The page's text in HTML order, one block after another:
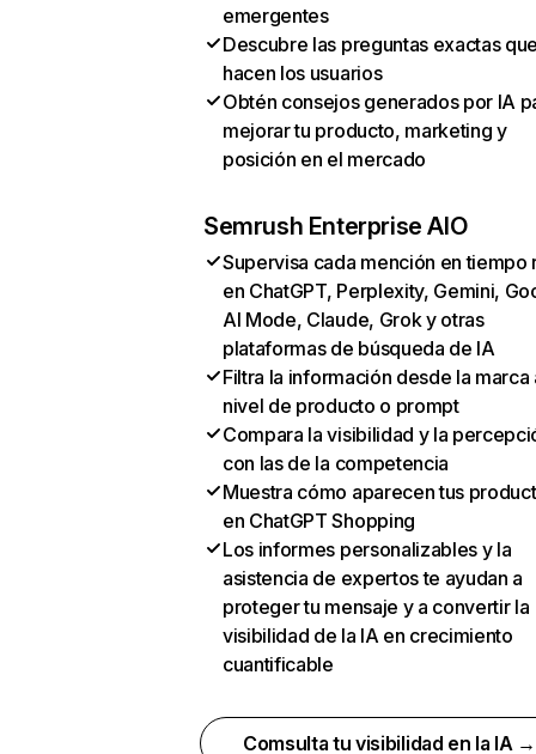
emergentes
Descubre las preguntas exactas
hacen los usuarios
Obtén consejos generados por IA
mejorar tu producto, marketing y
posición en el mercado
Semrush Enterprise AIO
Supervisa cada mención en tiempo
en ChatGPT, Perplexity, Gemini,
AI Mode, Claude, Grok y otras
plataformas de búsqueda de IA
Filtra la información desde la marca
nivel de producto o prompt
Compara la visibilidad y la
con las de la competencia
Muestra cómo aparecen tus
en ChatGPT Shopping
Los informes personalizables y la
asistencia de expertos te ayudan a
proteger tu mensaje y a convertir la
visibilidad de la IA en crecimiento
cuantificable
Comsulta tu visibilidad en la IA →